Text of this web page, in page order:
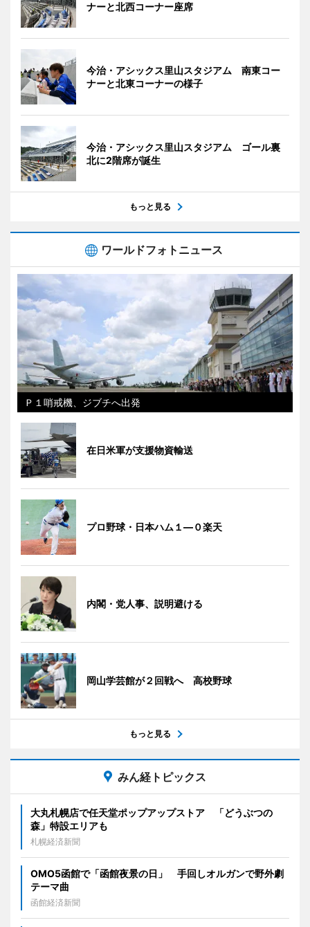
ナーと北西コーナー座席
今治・アシックス里山スタジアム 南東コー
ナーと北東コーナーの様子
今治・アシックス里山スタジアム ゴール裏
北に2階席が誕生
もっと見る
ワールドフォトニュース
Ｐ１哨戒機、ジブチへ出発
在日米軍が支援物資輸送
プロ野球・日本ハム１―０楽天
内閣・党人事、説明避ける
岡山学芸館が２回戦へ 高校野球
もっと見る
みん経トピックス
大丸札幌店で任天堂ポップアップストア 「どうぶつの
森」特設エリアも
札幌経済新聞
OMO5函館で「函館夜景の日」 手回しオルガンで野外劇
テーマ曲
函館経済新聞